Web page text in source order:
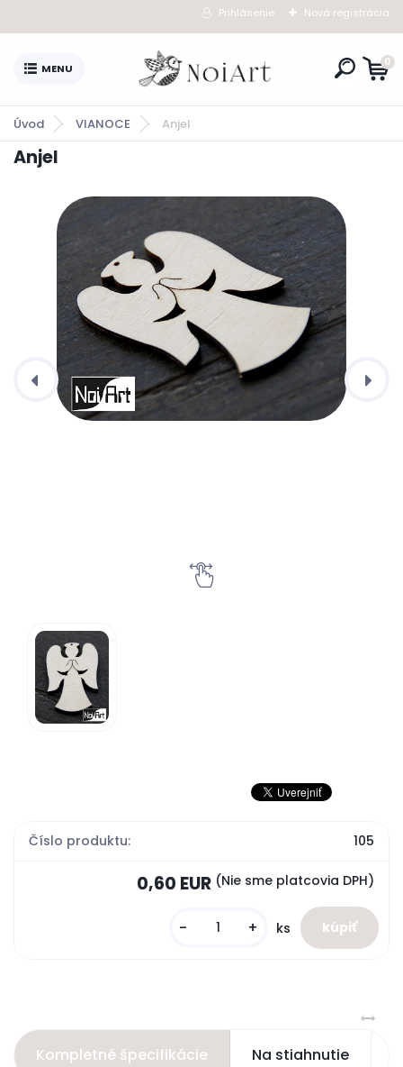
Prihlásenie Nová registrácia
0
Úvod VIANOCE Anjel
Anjel
Číslo produktu: 105
0,60 EUR (Nie sme platcovia DPH)
- + ks
Kompletné špecifikácie Na stiahnutie